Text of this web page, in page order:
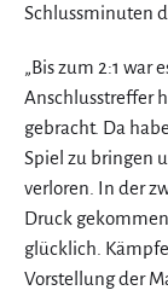
Schlussminuten
„Bis zum 2:1 war
Anschlusstreffer
gebracht. Da
Spiel zu bringen
verloren. In der
Druck
glücklich.
Vorstellung der